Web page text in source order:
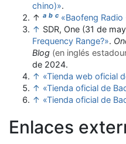
chino)».
↑ a b c «Baofeng
↑ SDR, One (31 de
Frequency Range?».
Blog (en inglés
de 2024.
↑ «Tienda web oficial
↑ «Tienda oficial de
↑ «Tienda oficial de
Enlaces